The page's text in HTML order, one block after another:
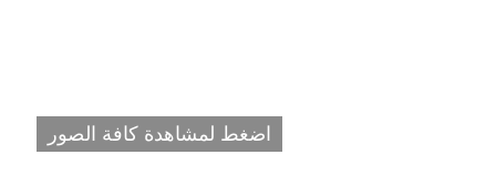
اضغط لمشاهدة كافة الصور